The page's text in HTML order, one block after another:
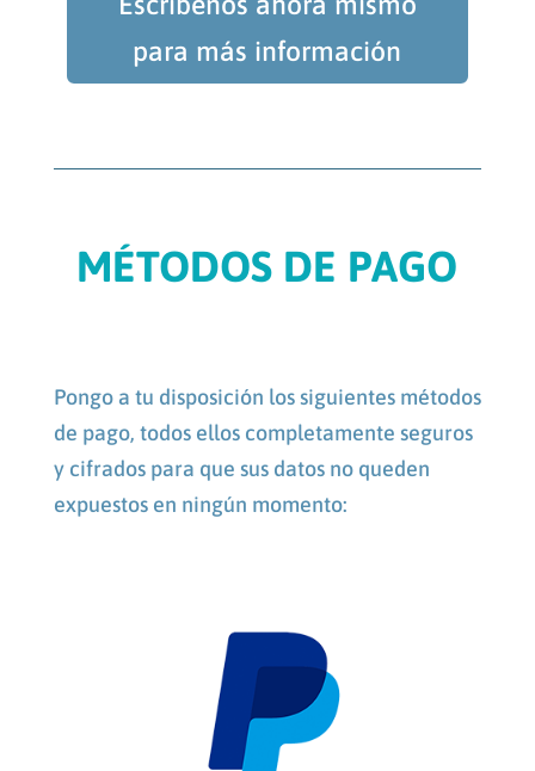
para más información
MÉTODOS DE PAGO
Pongo a tu disposición los siguientes métodos
de pago, todos ellos completamente seguros
y cifrados para que sus datos no queden
expuestos en ningún momento: